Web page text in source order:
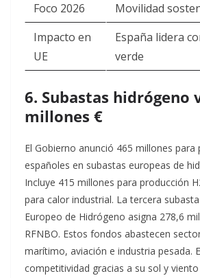
Foco 2026
Movilidad
Impacto en
UE
España lidera
verde ​
6. Subastas hidrógeno
millones €
El Gobierno anunció 465 millones para
españoles en subastas europeas de
Incluye 415 millones para producción
para calor industrial. La tercera
Europeo de Hidrógeno asigna 278,6
RFNBO.​ Estos fondos abastecen
marítimo, aviación e industria pesada.
competitividad gracias a su sol y